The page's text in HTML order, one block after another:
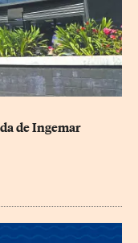
de Ingemar